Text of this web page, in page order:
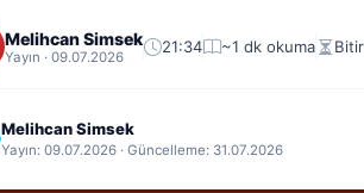
Melihcan Simsek
Yayın · 09.07.2026
21:34 ~1 dk okuma
Melihcan Simsek
Yayın: 09.07.2026 · Güncelleme: 31.07.2026